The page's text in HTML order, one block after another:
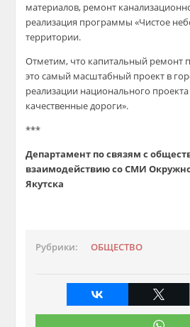
материалов, ремонт
реализация программы «Чистое
территории.
Отметим, что капитальный ремонт
это самый масштабный проект в
реализации национального
качественные дороги».
***
Департамент по связям с
взаимодействию со СМИ
Якутска
Рубрики: ОБЩЕСТВО